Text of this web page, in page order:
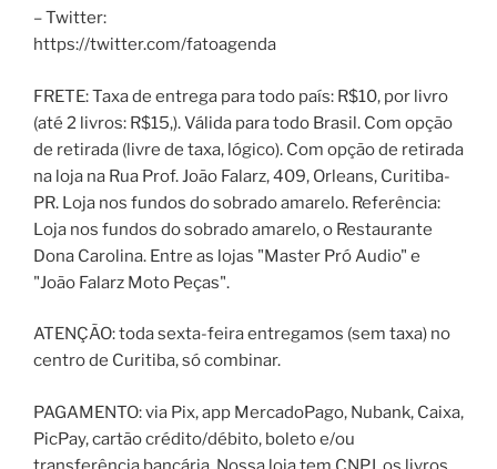
– Twitter:
https://twitter.com/fatoagenda
FRETE: Taxa de entrega para todo país: R$10, por livro
(até 2 livros: R$15,). Válida para todo Brasil. Com opção
de retirada (livre de taxa, lógico). Com opção de retirada
na loja na Rua Prof. João Falarz, 409, Orleans, Curitiba-
PR. Loja nos fundos do sobrado amarelo. Referência:
Loja nos fundos do sobrado amarelo, o Restaurante
Dona Carolina. Entre as lojas "Master Pró Audio" e
"João Falarz Moto Peças".
ATENÇÃO: toda sexta-feira entregamos (sem taxa) no
centro de Curitiba, só combinar.
PAGAMENTO: via Pix, app MercadoPago, Nubank, Caixa,
PicPay, cartão crédito/débito, boleto e/ou